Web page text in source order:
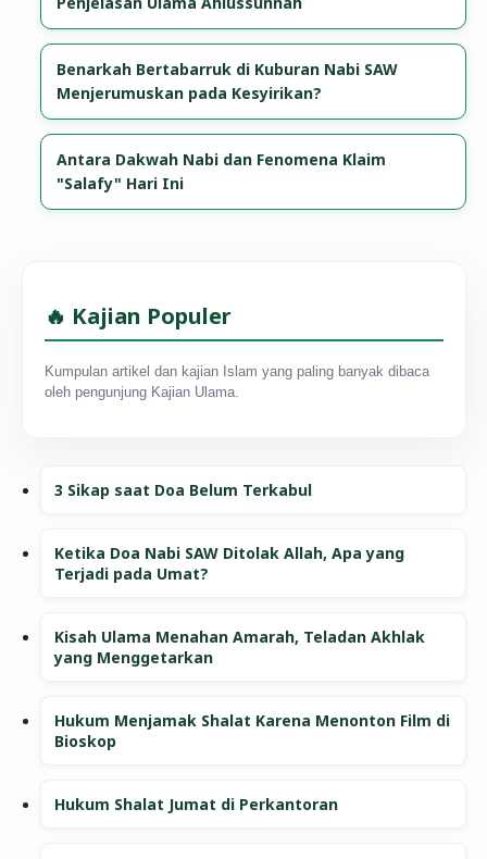
Benarkah Bertabarruk di Kuburan Nabi SAW
Menjerumuskan pada Kesyirikan?
Antara Dakwah Nabi dan Fenomena Klaim
"Salafy" Hari Ini
🔥 Kajian Populer
Kumpulan artikel dan kajian Islam yang paling banyak dibaca
oleh pengunjung Kajian Ulama.
3 Sikap saat Doa Belum Terkabul
Ketika Doa Nabi SAW Ditolak Allah, Apa yang
Terjadi pada Umat?
Kisah Ulama Menahan Amarah, Teladan Akhlak
yang Menggetarkan
Hukum Menjamak Shalat Karena Menonton Film di
Bioskop
Hukum Shalat Jumat di Perkantoran